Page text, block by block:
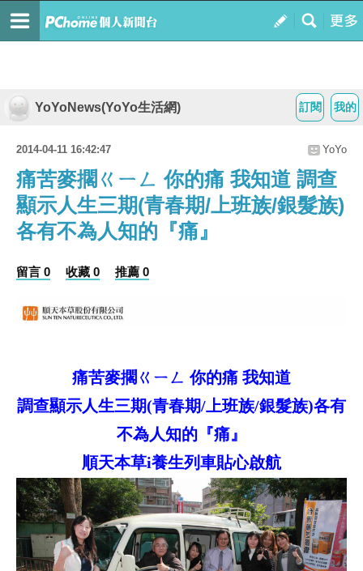
我的
訂閱
YoYoNews(YoYo生活網)
2014-04-11 16:42:47 YoYo
痛苦麥擱ㄍㄧㄥ 你的痛 我知道 調查
顯示人生三期(青春期/上班族/銀髮族)
各有不為人知的『痛』
留言 0 收藏 0 推薦 0
痛苦麥擱ㄍㄧㄥ 你的痛 我知道
調查顯示人生三期(青春期/上班族/銀髮族)各有
不為人知的『痛』
順天本草i養生列車貼心啟航